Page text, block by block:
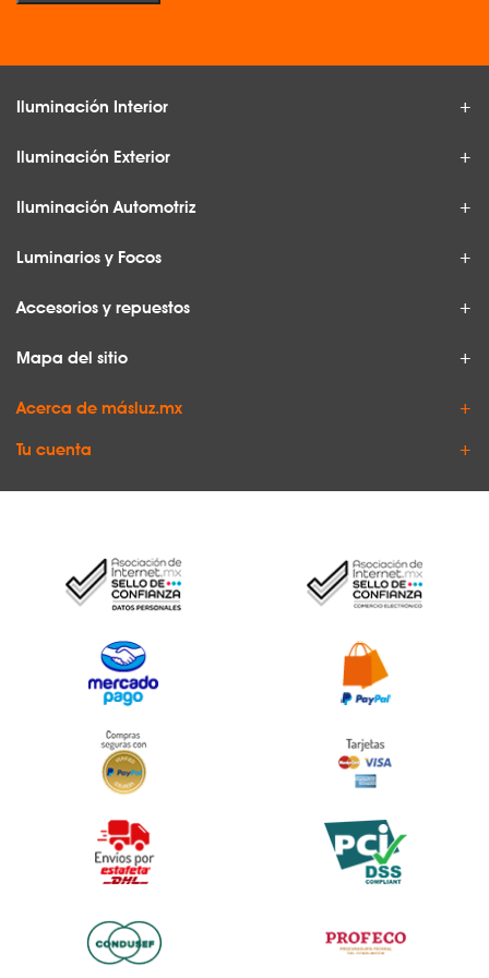
Iluminación Interior
Iluminación Exterior
Iluminación Automotriz
Luminarios y Focos
Accesorios y repuestos
Mapa del sitio
Acerca de másluz.mx
Tu cuenta